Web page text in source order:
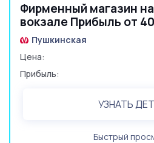
Фирменный магазин
вокзале Прибыль от
Пушкинская
Цена:
Прибыль:
УЗНАТЬ
Быстрый